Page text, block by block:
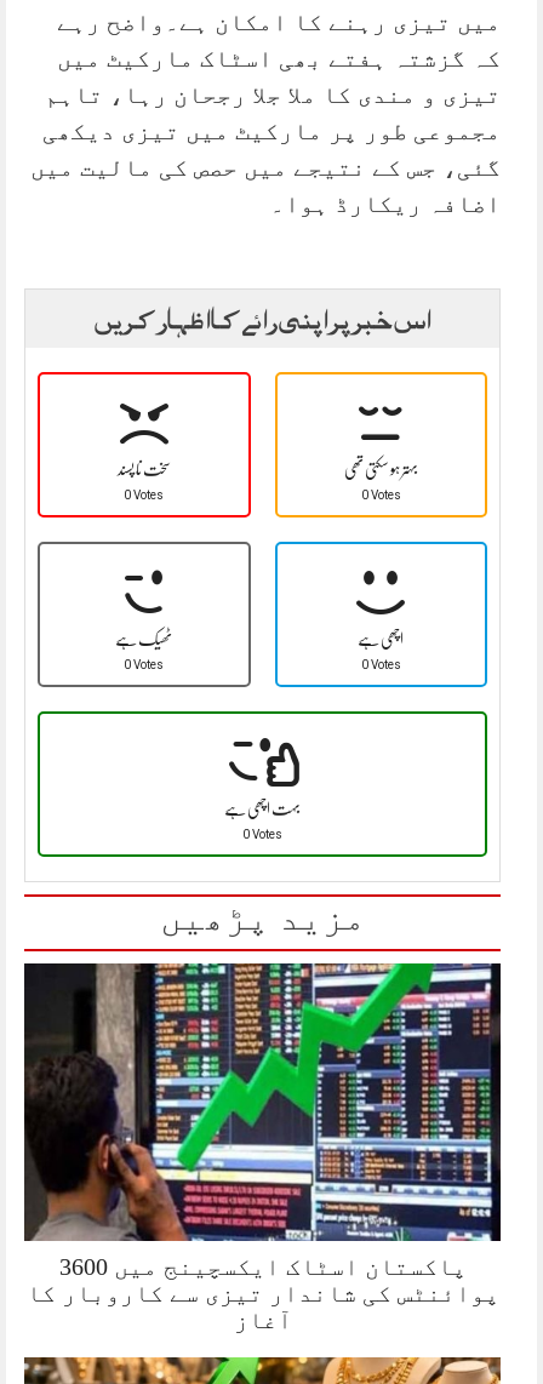
میں تیزی رہنے کا امکان ہے۔واضح رہے
کہ گزشتہ ہفتے بھی اسٹاک مارکیٹ میں
تیزی و مندی کا ملا جلا رجحان رہا، تاہم
مجموعی طور پر مارکیٹ میں تیزی دیکھی
گئی، جس کے نتیجے میں حصص کی مالیت میں
اضافہ ریکارڈ ہوا۔
اس خبر پر اپنی رائے کا اظہار کریں
سخت نا پسند
0 Votes
بہتر ہو سکتی تھی
0 Votes
ٹھیک ہے
0 Votes
اچھی ہے
0 Votes
بہت اچھی ہے
0 Votes
مزید پڑھیں
پاکستان اسٹاک ایکسچینج میں 3600
پوائنٹس کی شاندار تیزی سے کاروبار کا
آغاز